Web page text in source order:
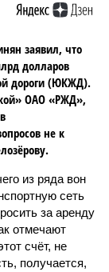
заявил, что
долларов
дороги (ЮКЖД).
ОАО «РЖД»,
не к
из ряда вон
сеть
за аренду
отмечают
счёт, не
получается,